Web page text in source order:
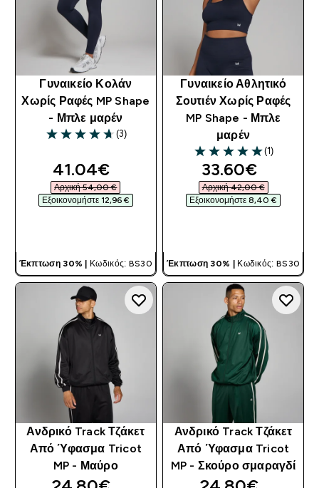
Γυναικείο Κολάν
Χωρίς Ραφές MP Shape
- Μπλε μαρέν
4.67 out of 5 stars
(3)
discounted price
41.04€‎
Αρχική 54,00 €‎
Εξοικονομήστε 12,96 €‎
Έκπτωση 30% | Κωδικός: BS30
Γυναικείο Αθλητικό
Σουτιέν Χωρίς Ραφές
MP Shape - Μπλε
μαρέν
5 out of 5 stars
(1)
discounted
33.60€‎
Αρχική 42,00 €‎
Εξοικονομήστε 8,40 €‎
Έκπτωση 30% | Κωδικός: BS30
Ανδρικό Track Τζάκετ
Από Ύφασμα Tricot
MP - Μαύρο
Ανδρικό Track Τζάκετ
Από Ύφασμα Tricot
MP - Σκούρο σμαραγδί